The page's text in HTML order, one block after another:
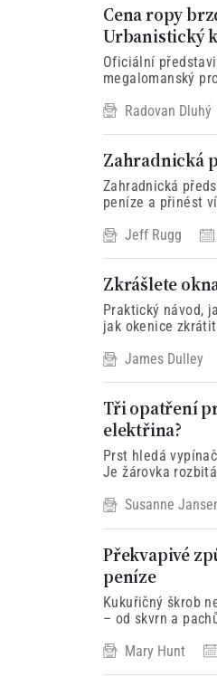
Cena ropy
Urbanistický
Oficiální
megalomanský
Radovan Dluhý
Zahradnická
Zahradnická
peníze a přinést
Jeff Rugg
Zkrášlete
Praktický návod,
jak okenice
James Dulley
Tři opatření
elektřina?
Prst hledá
Je žárovka
Susanne
Překvapivé
peníze
Kukuřičný škrob
– od skvrn a
Mary Hunt